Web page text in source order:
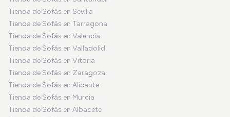
Tienda de Sofás en Sevilla
Tienda de Sofás en Tarragona
Tienda de Sofás en Valencia
Tienda de Sofás en Valladolid
Tienda de Sofás en Vitoria
Tienda de Sofás en Zaragoza
Tienda de Sofás en Alicante
Tienda de Sofás en Murcia
Tienda de Sofás en Albacete